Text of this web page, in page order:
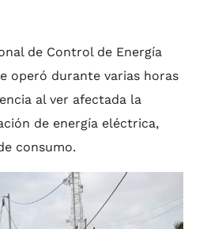
de Control de Energía
operó durante varias horas
al ver afectada la
de energía eléctrica,
consumo.